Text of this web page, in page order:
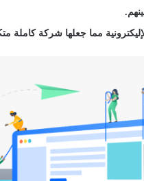
مما جعلها شركة كاملة